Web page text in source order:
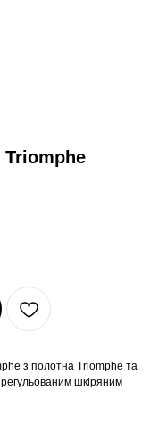
Triomphe
з полотна Triomphe та
шкіряним